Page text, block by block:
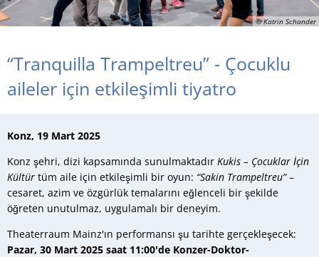
© Katrin Schander
“Tranquilla Trampeltreu” - Çocuklu
aileler için etkileşimli tiyatro
Konz, 19 Mart 2025
Konz şehri, dizi kapsamında sunulmaktadır Kukis – Çocuklar İçin
Kültür tüm aile için etkileşimli bir oyun: “Sakin Trampeltreu”–
cesaret, azim ve özgürlük temalarını eğlenceli bir şekilde
öğreten unutulmaz, uygulamalı bir deneyim.
Theaterraum Mainz'ın performansı şu tarihte gerçekleşecek:
Pazar, 30 Mart 2025 saat 11:00'de Konzer-Doktor-